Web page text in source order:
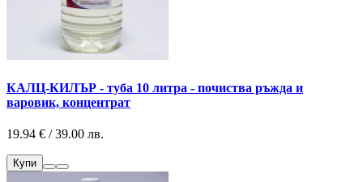
КАЛЦ-КИЛЪР - туба 10 литра - почиства ръжда и
варовик, концентрат
19.94 € / 39.00 лв.
Купи